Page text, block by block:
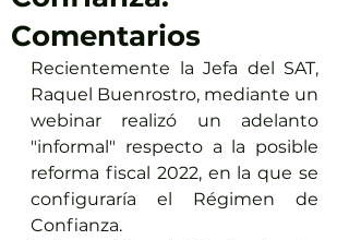
Comentarios
Recientemente la Jefa del SAT,
Raquel Buenrostro, mediante un
webinar realizó un adelanto
"informal" respecto a la posible
reforma fiscal 2022, en la que se
configuraría el Régimen de
Confianza.